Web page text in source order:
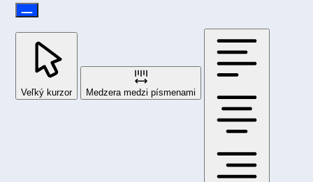
Veľký kurzor Medzera medzi písmenami